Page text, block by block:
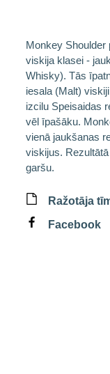
Monkey Shoulder
viskija klasei -
Whisky). Tās
iesala (Malt)
izcilu Speisaidas
vēl īpašāku.
vienā jaukšanas
viskijus.
garšu.
Ražotāja
Facebook